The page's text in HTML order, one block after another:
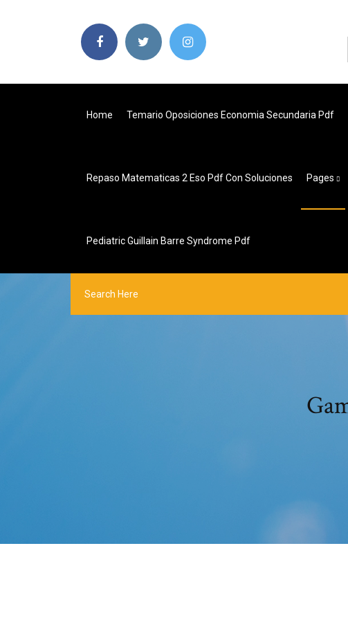
Home Temario Oposiciones Economia Secundaria Pdf
Repaso Matematicas 2 Eso Pdf Con Soluciones Pages
Pediatric Guillain Barre Syndrome Pdf